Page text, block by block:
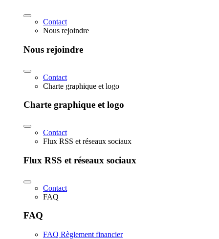
Contact
Nous rejoindre
Nous rejoindre
Contact
Charte graphique et logo
Charte graphique et logo
Contact
Flux RSS et réseaux sociaux
Flux RSS et réseaux sociaux
Contact
FAQ
FAQ
FAQ Règlement financier